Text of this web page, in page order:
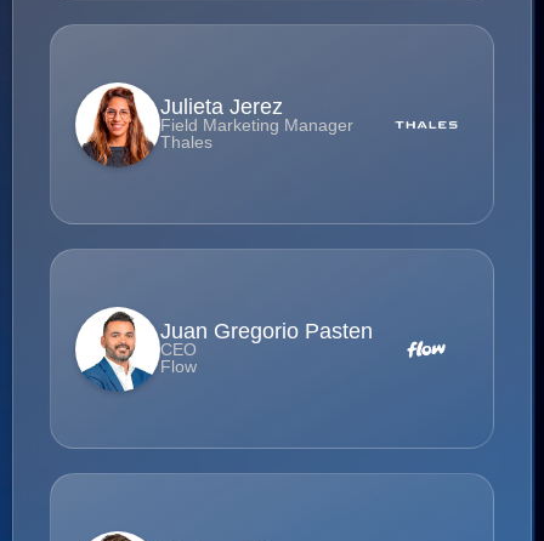
Julieta Jerez
Field Marketing Manager
Thales
Juan Gregorio Pasten
CEO
Flow